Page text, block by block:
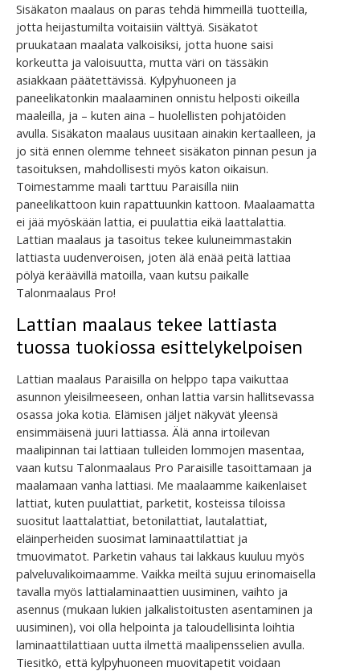
Sisäkaton maalaus on paras tehdä himmeillä tuotteilla,
jotta heijastumilta voitaisiin välttyä. Sisäkatot
pruukataan maalata valkoisiksi, jotta huone saisi
korkeutta ja valoisuutta, mutta väri on tässäkin
asiakkaan päätettävissä. Kylpyhuoneen ja
paneelikatonkin maalaaminen onnistu helposti oikeilla
maaleilla, ja – kuten aina – huolellisten pohjatöiden
avulla. Sisäkaton maalaus uusitaan ainakin kertaalleen, ja
jo sitä ennen olemme tehneet sisäkaton pinnan pesun ja
tasoituksen, mahdollisesti myös katon oikaisun.
Toimestamme maali tarttuu Paraisilla niin
paneelikattoon kuin rapattuunkin kattoon. Maalaamatta
ei jää myöskään lattia, ei puulattia eikä laattalattia.
Lattian maalaus ja tasoitus tekee kuluneimmastakin
lattiasta uudenveroisen, joten älä enää peitä lattiaa
pölyä keräävillä matoilla, vaan kutsu paikalle
Talonmaalaus Pro!
Lattian maalaus tekee lattiasta
tuossa tuokiossa esittelykelpoisen
Lattian maalaus Paraisilla on helppo tapa vaikuttaa
asunnon yleisilmeeseen, onhan lattia varsin hallitsevassa
osassa joka kotia. Elämisen jäljet näkyvät yleensä
ensimmäisenä juuri lattiassa. Älä anna irtoilevan
maalipinnan tai lattiaan tulleiden lommojen masentaa,
vaan kutsu Talonmaalaus Pro Paraisille tasoittamaan ja
maalamaan vanha lattiasi. Me maalaamme kaikenlaiset
lattiat, kuten puulattiat, parketit, kosteissa tiloissa
suositut laattalattiat, betonilattiat, lautalattiat,
eläinperheiden suosimat laminaattilattiat ja
tmuovimatot. Parketin vahaus tai lakkaus kuuluu myös
palveluvalikoimaamme. Vaikka meiltä sujuu erinomaisella
tavalla myös lattialaminaattien uusiminen, vaihto ja
asennus (mukaan lukien jalkalistoitusten asentaminen ja
uusiminen), voi olla helpointa ja taloudellisinta loihtia
laminaattilattiaan uutta ilmettä maalipensselien avulla.
Tiesitkö, että kylpyhuoneen muovitapetit voidaan